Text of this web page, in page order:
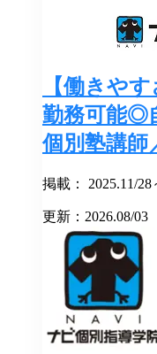
【働きや
勤務可能◎
個別塾講師
掲載： 2025.11/28
更新：2026.08/03